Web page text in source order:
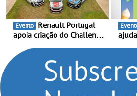
Evento
apoia criação do Challenge
compromisso com o
automobilismo nacional
continua em 2026